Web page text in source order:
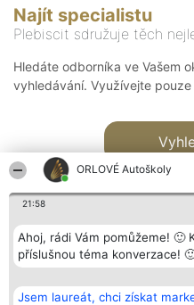
ORLOVÉ Autoškoly
21:58
Ahoj, rádi Vám pomůžeme! 🙂
příslušnou téma konverzace!
Jsem laureát, chci získat
Najít specialistu
Plebiscit sdružuje těch
Hledáte odborníka ve Vašem
vyhledávání. Využívejte
Bright Side Solutions sp. z o.
o. sp. k.